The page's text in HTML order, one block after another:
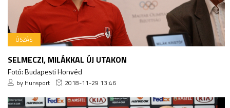
ÚSZÁS
SELMECZI, MILÁKKAL ÚJ UTAKON
Fotó: Budapesti Honvéd
by Hunsport 2018-11-29 13:46